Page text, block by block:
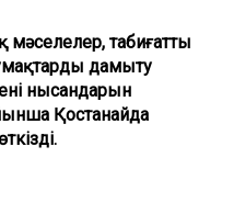
табиғатты
дамыту
нысандарын
Қостанайда